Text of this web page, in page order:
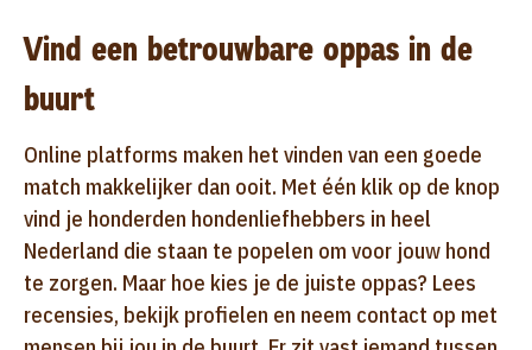
Vind een betrouwbare oppas in de
buurt
Online platforms maken het vinden van een goede
match makkelijker dan ooit. Met één klik op de knop
vind je honderden hondenliefhebbers in heel
Nederland die staan te popelen om voor jouw hond
te zorgen. Maar hoe kies je de juiste oppas? Lees
recensies, bekijk profielen en neem contact op met